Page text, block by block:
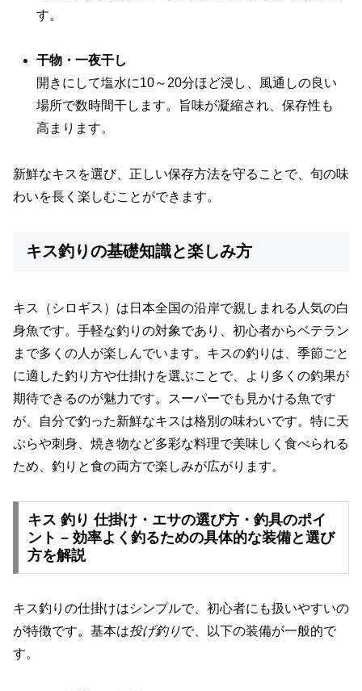
す。
干物・一夜干し
開きにして塩水に10～20分ほど浸し、風通しの良い
場所で数時間干します。旨味が凝縮され、保存性も
高まります。
新鮮なキスを選び、正しい保存方法を守ることで、旬の味
わいを長く楽しむことができます。
キス釣りの基礎知識と楽しみ方
キス（シロギス）は日本全国の沿岸で親しまれる人気の白
身魚です。手軽な釣りの対象であり、初心者からベテラン
まで多くの人が楽しんでいます。キスの釣りは、季節ごと
に適した釣り方や仕掛けを選ぶことで、より多くの釣果が
期待できるのが魅力です。スーパーでも見かける魚です
が、自分で釣った新鮮なキスは格別の味わいです。特に天
ぷらや刺身、焼き物など多彩な料理で美味しく食べられる
ため、釣りと食の両方で楽しみが広がります。
キス 釣り 仕掛け・エサの選び方・釣具のポイ
ント – 効率よく釣るための具体的な装備と選び
方を解説
キス釣りの仕掛けはシンプルで、初心者にも扱いやすいの
が特徴です。基本は投げ釣りで、以下の装備が一般的で
す。